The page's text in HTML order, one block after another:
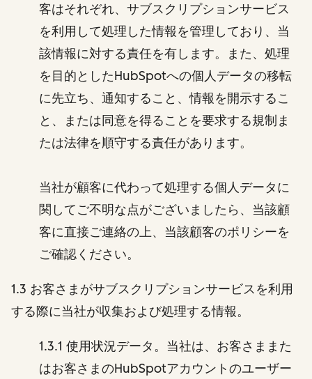
客はそれぞれ、サブスクリプションサービス
を利用して処理した情報を管理しており、当
該情報に対する責任を有します。また、処理
を目的としたHubSpotへの個人データの移転
に先立ち、通知すること、情報を開示するこ
と、または同意を得ることを要求する規制ま
たは法律を順守する責任があります。
当社が顧客に代わって処理する個人データに
関してご不明な点がございましたら、当該顧
客に直接ご連絡の上、当該顧客のポリシーを
ご確認ください。
1.3 お客さまがサブスクリプションサービスを利用
する際に当社が収集および処理する情報。
1.3.1 使用状況データ。当社は、お客さままた
はお客さまのHubSpotアカウントのユーザー